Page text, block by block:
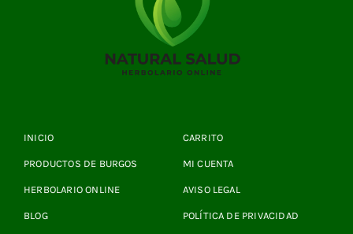
INICIO
PRODUCTOS DE BURGOS
HERBOLARIO ONLINE
BLOG
CARRITO
MI CUENTA
AVISO LEGAL
POLÍTICA DE PRIVACIDAD